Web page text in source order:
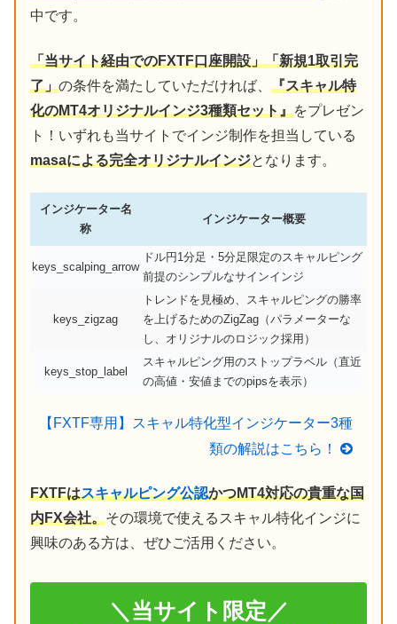
中です。
「当サイト経由でのFXTF口座開設」「新規1取引完
了」の条件を満たしていただければ、 『スキャル特
化のMT4オリジナルインジ3種類セット』をプレゼン
ト！いずれも当サイトでインジ制作を担当している
masaによる完全オリジナルインジとなります。
インジケーター名
称
インジケーター概要
keys_scalping_arrow
ドル円1分足・5分足限定のスキャルピング
前提のシンプルなサインインジ
keys_zigzag
トレンドを見極め、スキャルピングの勝率
を上げるためのZigZag（パラメーターな
し、オリジナルのロジック採用）
keys_stop_label
スキャルピング用のストップラベル（直近
の高値・安値までのpipsを表示）
【FXTF専用】スキャル特化型インジケーター3種
類の解説はこちら！
FXTFはスキャルピング公認かつMT4対応の貴重な国
内FX会社。その環境で使えるスキャル特化インジに
興味のある方は、ぜひご活用ください。
＼当サイト限定／